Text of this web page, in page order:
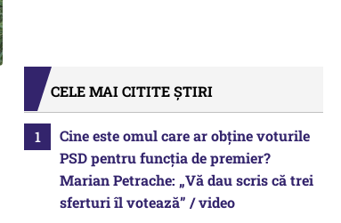
CELE MAI CITITE ȘTIRI
Cine este omul care ar obține voturile
PSD pentru funcția de premier?
Marian Petrache: „Vă dau scris că trei
sferturi îl votează” / video